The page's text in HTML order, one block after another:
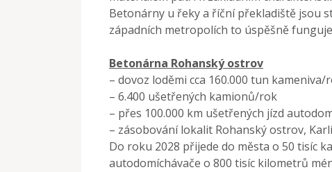
Betonárny u řeky a říční překladiště jsou
západních metropolích to úspěšně
Betonárna Rohanský ostrov
– dovoz loděmi cca 160.000 tun kameniva/
– 6.400 ušetřených kamionů/rok
– přes 100.000 km ušetřených jízd
– zásobování lokalit Rohanský ostrov,
Do roku 2028 přijede do města o 50 tisíc
autodomíchávače o 800 tisíc kilometrů